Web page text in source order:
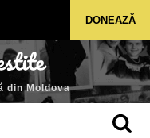
Orală din MoldovaDONEAZĂ
din Moldova